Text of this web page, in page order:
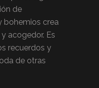
de
bohemios crea
acogedor. Es
recuerdos y
de otras